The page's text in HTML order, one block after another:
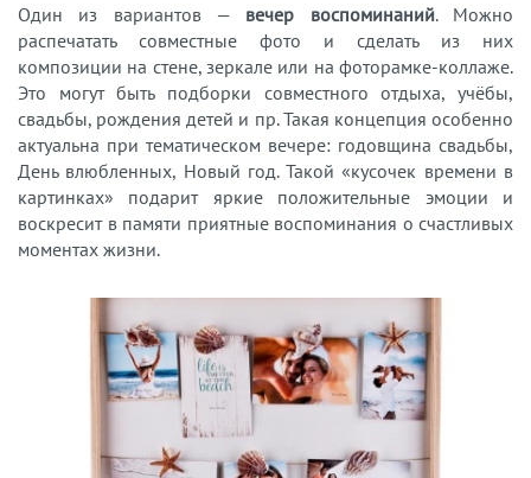
Один из вариантов — вечер воспоминаний. Можно
распечатать совместные фото и сделать из них
композиции на стене, зеркале или на фоторамке-коллаже.
Это могут быть подборки совместного отдыха, учёбы,
свадьбы, рождения детей и пр. Такая концепция особенно
актуальна при тематическом вечере: годовщина свадьбы,
День влюбленных, Новый год. Такой «кусочек времени в
картинках» подарит яркие положительные эмоции и
воскресит в памяти приятные воспоминания о счастливых
моментах жизни.